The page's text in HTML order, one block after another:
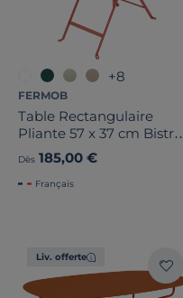
+8
FERMOB
Table Rectangulaire
Pliante 57 x 37 cm Bistro
en Acier
Dès 185,00 €
Français
Liv. offerte